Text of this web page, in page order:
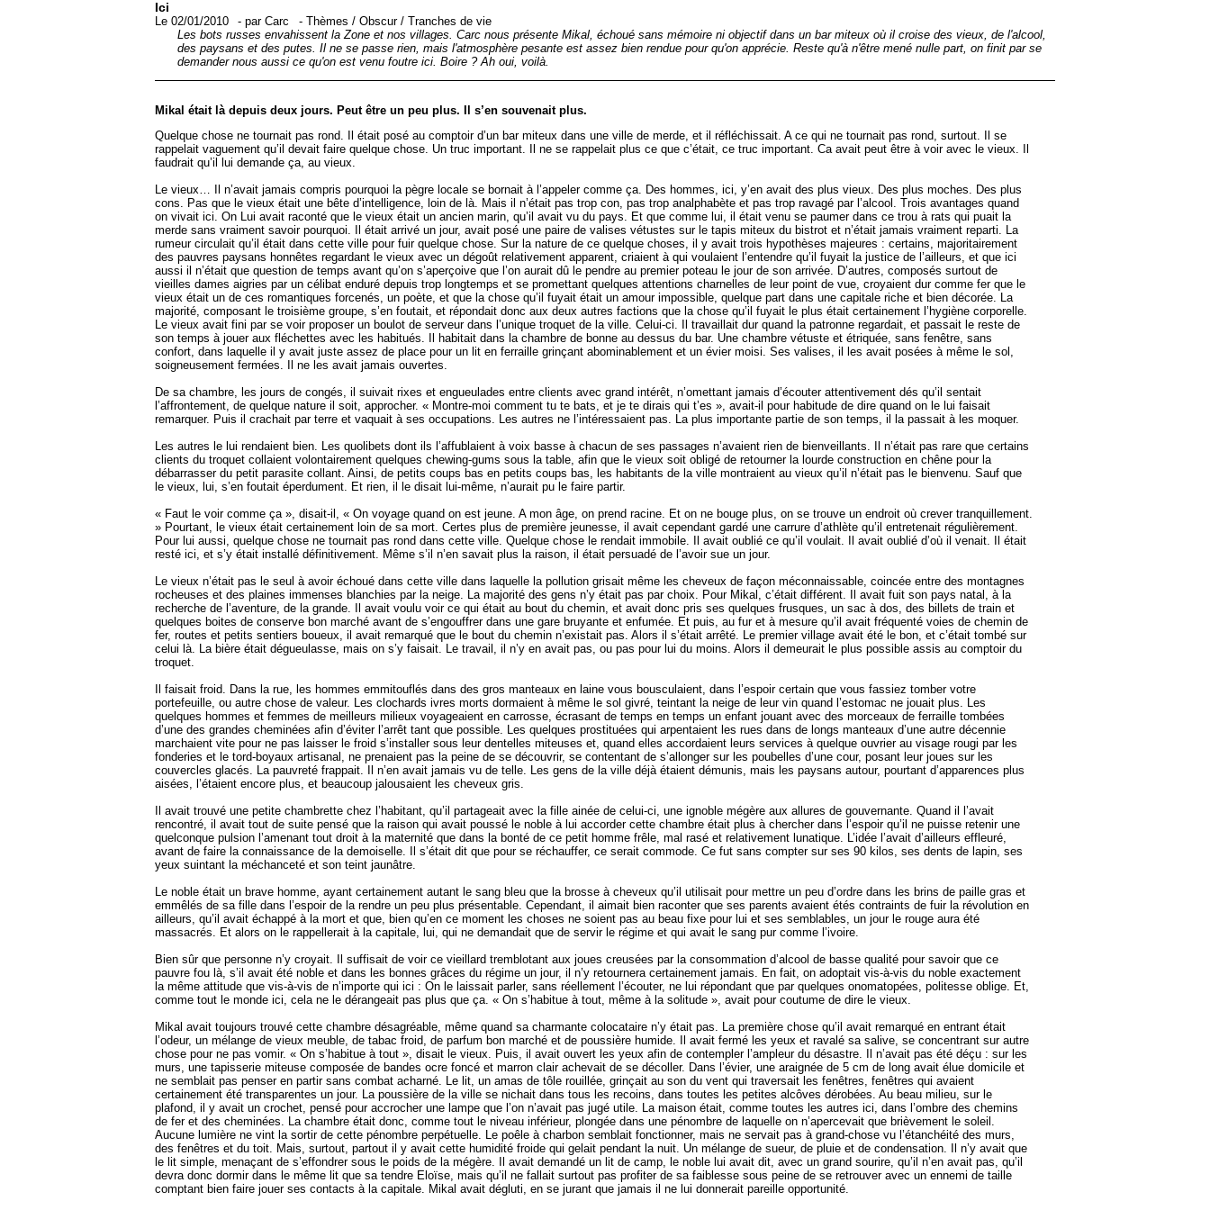
Ici
Le 02/01/2010 -parCarc - Thèmes / Obscur/ Tranches de vie
Les bots russes envahissent la Zone et nos villages. Carc nous présente Mikal, échoué sans mémoire ni objectif dans un bar miteux où il croise des vieux, de l'alcool,
des paysans et des putes. Il ne se passe rien, mais l'atmosphère pesante est assez bien rendue pour qu'on apprécie. Reste qu'à n'être mené nulle part, on finit par se
demander nous aussi ce qu'on est venu foutre ici. Boire ? Ah oui, voilà.
Mikal était là depuis deux jours. Peut être un peu plus. Il s’en souvenait plus.
Quelque chose ne tournait pas rond. Il était posé au comptoir d’un bar miteux dans une ville de merde, et il réfléchissait. A ce qui ne tournait pas rond, surtout. Il se
rappelait vaguement qu’il devait faire quelque chose. Un truc important. Il ne se rappelait plus ce que c’était, ce truc important. Ca avait peut être à voir avec le vieux. Il
faudrait qu’il lui demande ça, au vieux.
Le vieux… Il n’avait jamais compris pourquoi la pègre locale se bornait à l’appeler comme ça. Des hommes, ici, y’en avait des plus vieux. Des plus moches. Des plus
cons. Pas que le vieux était une bête d’intelligence, loin de là. Mais il n’était pas trop con, pas trop analphabète et pas trop ravagé par l’alcool. Trois avantages quand
on vivait ici. On Lui avait raconté que le vieux était un ancien marin, qu’il avait vu du pays. Et que comme lui, il était venu se paumer dans ce trou à rats qui puait la
merde sans vraiment savoir pourquoi. Il était arrivé un jour, avait posé une paire de valises vétustes sur le tapis miteux du bistrot et n’était jamais vraiment reparti. La
rumeur circulait qu’il était dans cette ville pour fuir quelque chose. Sur la nature de ce quelque choses, il y avait trois hypothèses majeures : certains, majoritairement
des pauvres paysans honnêtes regardant le vieux avec un dégoût relativement apparent, criaient à qui voulaient l’entendre qu’il fuyait la justice de l’ailleurs, et que ici
aussi il n’était que question de temps avant qu’on s’aperçoive que l’on aurait dû le pendre au premier poteau le jour de son arrivée. D’autres, composés surtout de
vieilles dames aigries par un célibat enduré depuis trop longtemps et se promettant quelques attentions charnelles de leur point de vue, croyaient dur comme fer que le
vieux était un de ces romantiques forcenés, un poète, et que la chose qu’il fuyait était un amour impossible, quelque part dans une capitale riche et bien décorée. La
majorité, composant le troisième groupe, s’en foutait, et répondait donc aux deux autres factions que la chose qu’il fuyait le plus était certainement l’hygiène corporelle.
Le vieux avait fini par se voir proposer un boulot de serveur dans l’unique troquet de la ville. Celui-ci. Il travaillait dur quand la patronne regardait, et passait le reste de
son temps à jouer aux fléchettes avec les habitués. Il habitait dans la chambre de bonne au dessus du bar. Une chambre vétuste et étriquée, sans fenêtre, sans
confort, dans laquelle il y avait juste assez de place pour un lit en ferraille grinçant abominablement et un évier moisi. Ses valises, il les avait posées à même le sol,
soigneusement fermées. Il ne les avait jamais ouvertes.
De sa chambre, les jours de congés, il suivait rixes et engueulades entre clients avec grand intérêt, n’omettant jamais d’écouter attentivement dés qu’il sentait
l’affrontement, de quelque nature il soit, approcher. « Montre-moi comment tu te bats, et je te dirais qui t’es », avait-il pour habitude de dire quand on le lui faisait
remarquer. Puis il crachait par terre et vaquait à ses occupations. Les autres ne l’intéressaient pas. La plus importante partie de son temps, il la passait à les moquer.
Les autres le lui rendaient bien. Les quolibets dont ils l’affublaient à voix basse à chacun de ses passages n’avaient rien de bienveillants. Il n’était pas rare que certains
clients du troquet collaient volontairement quelques chewing-gums sous la table, afin que le vieux soit obligé de retourner la lourde construction en chêne pour la
débarrasser du petit parasite collant. Ainsi, de petits coups bas en petits coups bas, les habitants de la ville montraient au vieux qu’il n’était pas le bienvenu. Sauf que
le vieux, lui, s’en foutait éperdument. Et rien, il le disait lui-même, n’aurait pu le faire partir.
« Faut le voir comme ça », disait-il, « On voyage quand on est jeune. A mon âge, on prend racine. Et on ne bouge plus, on se trouve un endroit où crever tranquillement.
» Pourtant, le vieux était certainement loin de sa mort. Certes plus de première jeunesse, il avait cependant gardé une carrure d’athlète qu’il entretenait régulièrement.
Pour lui aussi, quelque chose ne tournait pas rond dans cette ville. Quelque chose le rendait immobile. Il avait oublié ce qu’il voulait. Il avait oublié d’où il venait. Il était
resté ici, et s’y était installé définitivement. Même s’il n’en savait plus la raison, il était persuadé de l’avoir sue un jour.
Le vieux n’était pas le seul à avoir échoué dans cette ville dans laquelle la pollution grisait même les cheveux de façon méconnaissable, coincée entre des montagnes
rocheuses et des plaines immenses blanchies par la neige. La majorité des gens n’y était pas par choix. Pour Mikal, c’était différent. Il avait fuit son pays natal, à la
recherche de l’aventure, de la grande. Il avait voulu voir ce qui était au bout du chemin, et avait donc pris ses quelques frusques, un sac à dos, des billets de train et
quelques boites de conserve bon marché avant de s’engouffrer dans une gare bruyante et enfumée. Et puis, au fur et à mesure qu’il avait fréquenté voies de chemin de
fer, routes et petits sentiers boueux, il avait remarqué que le bout du chemin n’existait pas. Alors il s’était arrêté. Le premier village avait été le bon, et c’était tombé sur
celui là. La bière était dégueulasse, mais on s’y faisait. Le travail, il n’y en avait pas, ou pas pour lui du moins. Alors il demeurait le plus possible assis au comptoir du
troquet.
Il faisait froid. Dans la rue, les hommes emmitouflés dans des gros manteaux en laine vous bousculaient, dans l’espoir certain que vous fassiez tomber votre
portefeuille, ou autre chose de valeur. Les clochards ivres morts dormaient à même le sol givré, teintant la neige de leur vin quand l’estomac ne jouait plus. Les
quelques hommes et femmes de meilleurs milieux voyageaient en carrosse, écrasant de temps en temps un enfant jouant avec des morceaux de ferraille tombées
d’une des grandes cheminées afin d’éviter l’arrêt tant que possible. Les quelques prostituées qui arpentaient les rues dans de longs manteaux d’une autre décennie
marchaient vite pour ne pas laisser le froid s’installer sous leur dentelles miteuses et, quand elles accordaient leurs services à quelque ouvrier au visage rougi par les
fonderies et le tord-boyaux artisanal, ne prenaient pas la peine de se découvrir, se contentant de s’allonger sur les poubelles d’une cour, posant leur joues sur les
couvercles glacés. La pauvreté frappait. Il n’en avait jamais vu de telle. Les gens de la ville déjà étaient démunis, mais les paysans autour, pourtant d’apparences plus
aisées, l’étaient encore plus, et beaucoup jalousaient les cheveux gris.
Il avait trouvé une petite chambrette chez l’habitant, qu’il partageait avec la fille ainée de celui-ci, une ignoble mégère aux allures de gouvernante. Quand il l’avait
rencontré, il avait tout de suite pensé que la raison qui avait poussé le noble à lui accorder cette chambre était plus à chercher dans l’espoir qu’il ne puisse retenir une
quelconque pulsion l’amenant tout droit à la maternité que dans la bonté de ce petit homme frêle, mal rasé et relativement lunatique. L’idée l’avait d’ailleurs effleuré,
avant de faire la connaissance de la demoiselle. Il s’était dit que pour se réchauffer, ce serait commode. Ce fut sans compter sur ses 90 kilos, ses dents de lapin, ses
yeux suintant la méchanceté et son teint jaunâtre.
Le noble était un brave homme, ayant certainement autant le sang bleu que la brosse à cheveux qu’il utilisait pour mettre un peu d’ordre dans les brins de paille gras et
emmêlés de sa fille dans l’espoir de la rendre un peu plus présentable. Cependant, il aimait bien raconter que ses parents avaient étés contraints de fuir la révolution en
ailleurs, qu’il avait échappé à la mort et que, bien qu’en ce moment les choses ne soient pas au beau fixe pour lui et ses semblables, un jour le rouge aura été
massacrés. Et alors on le rappellerait à la capitale, lui, qui ne demandait que de servir le régime et qui avait le sang pur comme l’ivoire.
Bien sûr que personne n’y croyait. Il suffisait de voir ce vieillard tremblotant aux joues creusées par la consommation d’alcool de basse qualité pour savoir que ce
pauvre fou là, s’il avait été noble et dans les bonnes grâces du régime un jour, il n’y retournera certainement jamais. En fait, on adoptait vis-à-vis du noble exactement
la même attitude que vis-à-vis de n’importe qui ici : On le laissait parler, sans réellement l’écouter, ne lui répondant que par quelques onomatopées, politesse oblige. Et,
comme tout le monde ici, cela ne le dérangeait pas plus que ça. « On s’habitue à tout, même à la solitude », avait pour coutume de dire le vieux.
Mikal avait toujours trouvé cette chambre désagréable, même quand sa charmante colocataire n’y était pas. La première chose qu’il avait remarqué en entrant était
l’odeur, un mélange de vieux meuble, de tabac froid, de parfum bon marché et de poussière humide. Il avait fermé les yeux et ravalé sa salive, se concentrant sur autre
chose pour ne pas vomir. « On s’habitue à tout », disait le vieux. Puis, il avait ouvert les yeux afin de contempler l’ampleur du désastre. Il n’avait pas été déçu : sur les
murs, une tapisserie miteuse composée de bandes ocre foncé et marron clair achevait de se décoller. Dans l’évier, une araignée de 5 cm de long avait élue domicile et
ne semblait pas penser en partir sans combat acharné. Le lit, un amas de tôle rouillée, grinçait au son du vent qui traversait les fenêtres, fenêtres qui avaient
certainement été transparentes un jour. La poussière de la ville se nichait dans tous les recoins, dans toutes les petites alcôves dérobées. Au beau milieu, sur le
plafond, il y avait un crochet, pensé pour accrocher une lampe que l’on n’avait pas jugé utile. La maison était, comme toutes les autres ici, dans l’ombre des chemins
de fer et des cheminées. La chambre était donc, comme tout le niveau inférieur, plongée dans une pénombre de laquelle on n’apercevait que brièvement le soleil.
Aucune lumière ne vint la sortir de cette pénombre perpétuelle. Le poêle à charbon semblait fonctionner, mais ne servait pas à grand-chose vu l’étanchéité des murs,
des fenêtres et du toit. Mais, surtout, partout il y avait cette humidité froide qui gelait pendant la nuit. Un mélange de sueur, de pluie et de condensation. Il n’y avait que
le lit simple, menaçant de s’effondrer sous le poids de la mégère. Il avait demandé un lit de camp, le noble lui avait dit, avec un grand sourire, qu’il n’en avait pas, qu’il
devra donc dormir dans le même lit que sa tendre Eloïse, mais qu’il ne fallait surtout pas profiter de sa faiblesse sous peine de se retrouver avec un ennemi de taille
comptant bien faire jouer ses contacts à la capitale. Mikal avait dégluti, en se jurant que jamais il ne lui donnerait pareille opportunité.